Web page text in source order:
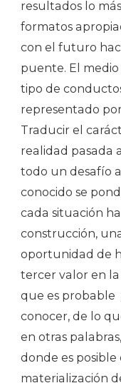
resultados lo
formatos
con el futuro
puente. El
tipo de
representado
Traducir el
realidad pasada
todo un desafío
conocido se
cada situación
construcción,
oportunidad de
tercer valor en
que es probable
conocer, de lo
en otras
donde es
materialización